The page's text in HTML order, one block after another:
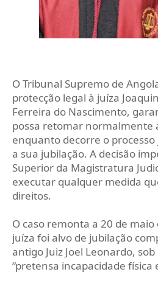
O Tribunal Supremo de
protecção legal à juíza
Ferreira do Nascimento,
possa retomar normalmente
enquanto decorre o
a sua jubilação. A decisão
Superior da Magistratura
executar qualquer medida
direitos.
O caso remonta a 20 de
juíza foi alvo de jubilação
antigo Juiz Joel Leonardo,
“pretensa incapacidade física